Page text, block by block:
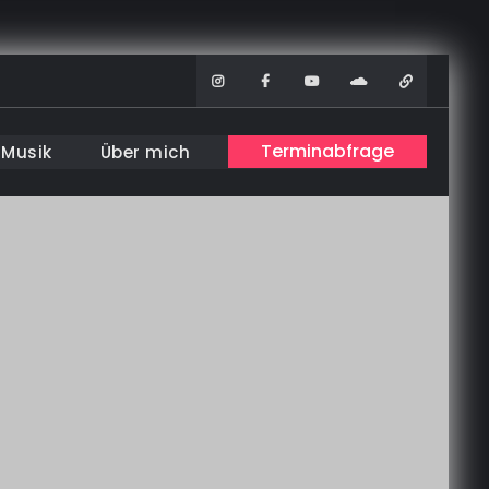
InstagramFacebook
YoutubeSoundcloud
Musik Über mich Terminabfrage